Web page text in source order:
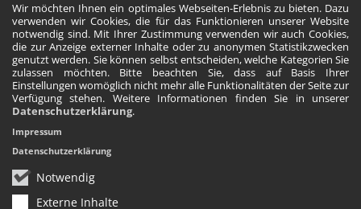
Wir möchten Ihnen ein optimales Webseiten-Erlebnis zu bieten. Dazu
verwenden wir Cookies, die für das Funktionieren unserer Website
notwendig sind. Mit Ihrer Zustimmung verwenden wir auch Cookies,
die zur Anzeige externer Inhalte oder zu anonymen Statistikzwecken
genutzt werden. Sie können selbst entscheiden, welche Kategorien Sie
zulassen möchten. Bitte beachten Sie, dass auf Basis Ihrer
Einstellungen womöglich nicht mehr alle Funktionalitäten der Seite zur
Verfügung stehen. Weitere Informationen finden Sie in unserer
Datenschutzerklärung.
Notwendig
Externe Inhalte
Impressum
Datenschutzerklärung